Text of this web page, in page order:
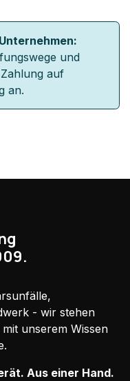
und
auf
an.
- wir stehen
unserem Wissen
Aus einer Hand.